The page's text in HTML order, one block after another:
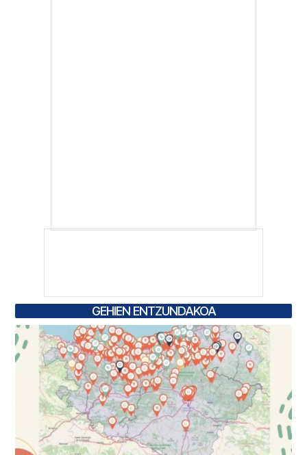
GEHIEN ENTZUNDAKOA